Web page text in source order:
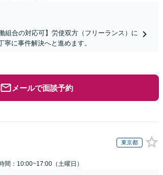
組合の対応可】労使双方（フリーランス）に
に事件解決へと進めます。
メールで面談予約
東京都
間：10:00~17:00（土曜日）